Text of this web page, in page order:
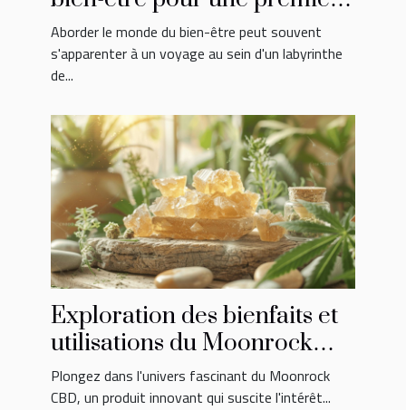
expérience
Aborder le monde du bien-être peut souvent
s'apparenter à un voyage au sein d'un labyrinthe
de...
Exploration des bienfaits et
utilisations du Moonrock
CBD
Plongez dans l'univers fascinant du Moonrock
CBD, un produit innovant qui suscite l'intérêt...